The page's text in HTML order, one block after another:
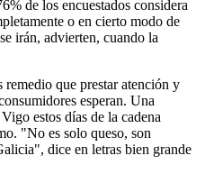
de los encuestados considera
o en cierto modo de
irán, advierten, cuando la
remedio que prestar atención y
esperan. Una
estos días de la cadena
"No es solo queso, son
dice en letras bien grande